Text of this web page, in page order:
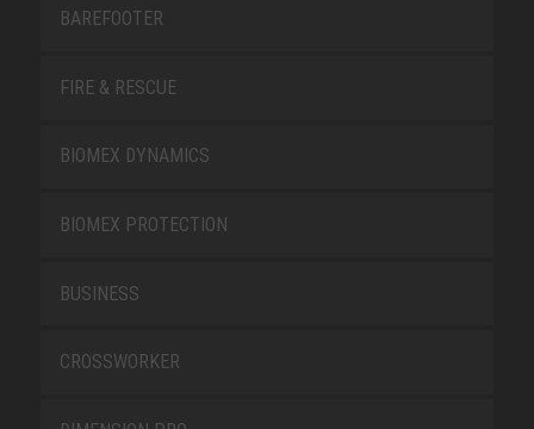
BAREFOOTER
FIRE & RESCUE
BIOMEX DYNAMICS
BIOMEX PROTECTION
BUSINESS
CROSSWORKER